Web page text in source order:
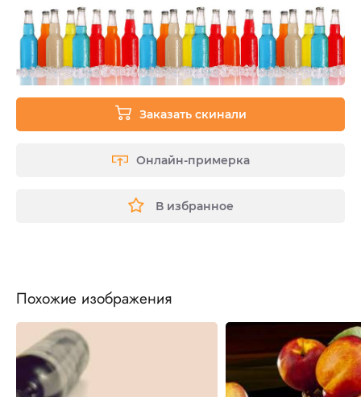
Заказать скинали
Онлайн-примерка
В избранное
Похожие изображения